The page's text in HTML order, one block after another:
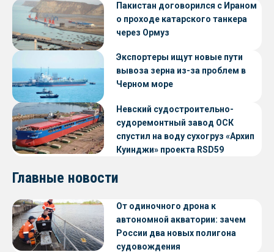
Пакистан договорился с Ираном
о проходе катарского танкера
через Ормуз
Экспортеры ищут новые пути
вывоза зерна из-за проблем в
Черном море
Невский судостроительно-
судоремонтный завод ОСК
спустил на воду сухогруз «Архип
Куинджи» проекта RSD59
Главные новости
От одиночного дрона к
автономной акватории: зачем
России два новых полигона
судовождения